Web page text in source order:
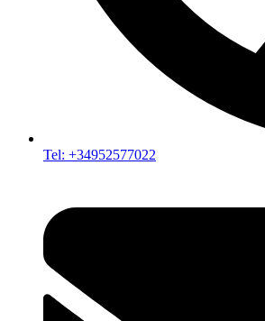
Tel: +34952577022